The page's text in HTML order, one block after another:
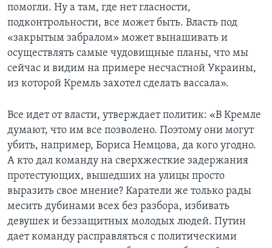
помогли. Ну а там, где нет гласности,
подконтрольности, все может быть. Власть под
«закрытым забралом» может вынашивать и
осуществлять самые чудовищные планы, что мы
сейчас и видим на примере несчастной Украины,
из которой Кремль захотел сделать вассала».
Все идет от власти, утверждает политик: «В Кремле
думают, что им все позволено. Поэтому они могут
убить, например, Бориса Немцова, да кого угодно.
А кто дал команду на сверхжесткие задержания
протестующих, вышедших на улицы просто
выразить свое мнение? Каратели же только рады
месить дубинами всех без разбора, избивать
девушек и беззащитных молодых людей. Путин
дает команду расправляться с политическими